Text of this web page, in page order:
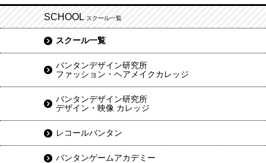
SCHOOL スクール一覧
スクール一覧
バンタンデザイン研究所
ファッション・ヘアメイクカレッジ
バンタンデザイン研究所
デザイン・映像 カレッジ
レコールバンタン
バンタンゲームアカデミー